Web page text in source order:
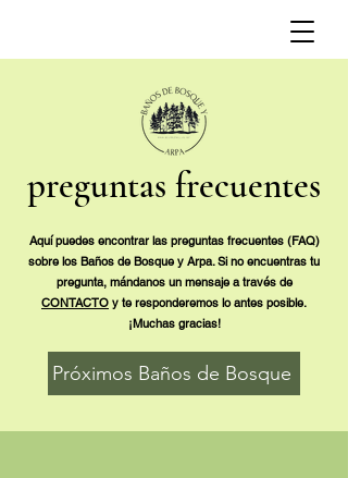
preguntas frecuentes
Aquí puedes encontrar las preguntas frecuentes (FAQ)
sobre los Baños de Bosque y Arpa. Si no encuentras tu
pregunta, mándanos un mensaje a través de
CONTACTO y te responderemos lo antes posible.
¡Muchas gracias!
Próximos Baños de Bosque